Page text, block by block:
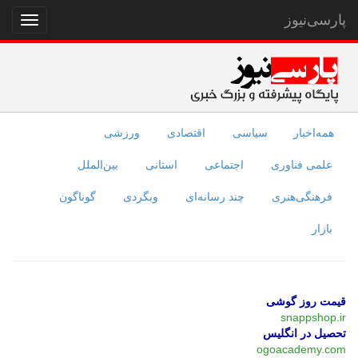
نمایش
منو
پارسی‌نیوز
همه‌اخبار سیاسی اقتصادی ورزشی
علمی فناوری اجتماعی استانی بین‌الملل
فرهنگی‌هنری چند رسانه‌ای وبگردی گوناگون
بازار
قیمت روز گوشی
snappshop.ir
تحصیل در انگلیس
ogoacademy.com